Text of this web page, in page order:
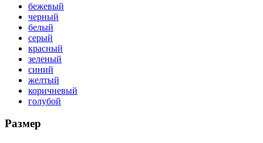
бежевый
черный
белый
серый
красный
зеленый
синий
желтый
коричневый
голубой
Размер